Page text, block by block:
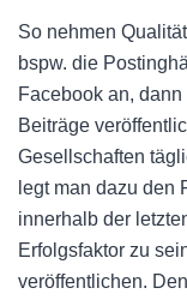
So nehmen
bspw. die
Facebook an,
Beiträge
Gesellschaften
legt man dazu den
innerhalb der
Erfolgsfaktor zu
veröffentlichen.